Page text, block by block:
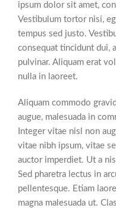
ipsum dolor sit amet,
Vestibulum tortor nisi,
tempus sed justo.
consequat tincidunt dui,
pulvinar. Aliquam erat
nulla in laoreet.
Aliquam commodo
augue, malesuada in
Integer vitae nisl non
vitae nibh ipsum, vitae
auctor imperdiet. Ut a
Sed pharetra lectus in
pellentesque. Etiam
magna malesuada ut.